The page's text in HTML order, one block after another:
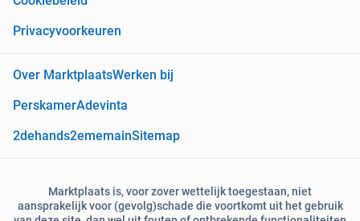
Privacyvoorkeuren
Over MarktplaatsWerken bij
PerskamerAdevinta
2dehands2ememainSitemap
Marktplaats is, voor zover wettelijk toegestaan, niet
aansprakelijk voor (gevolg)schade die voortkomt uit het gebruik